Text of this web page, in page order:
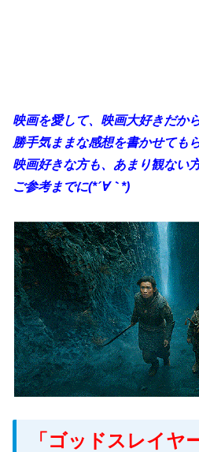
映画を愛して、映画大好きだか
勝手気ままな感想を書かせて
映画好きな方も、あまり観ない
ご参考までに(*´∀｀*)
「ゴッドスレイヤ